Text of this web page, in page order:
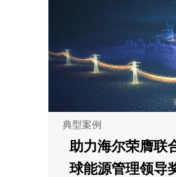
典型案例
助力海尔荣膺联
球能源管理领导